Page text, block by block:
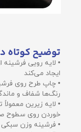
توضیح کوتاه
• لایه رویی
ایجاد می‌کند
• چاپ طرح روی
رنگ‌ها شفاف و
• لایه زیرین
خوردن روی سطوح
• فرشینه وزن سبکی